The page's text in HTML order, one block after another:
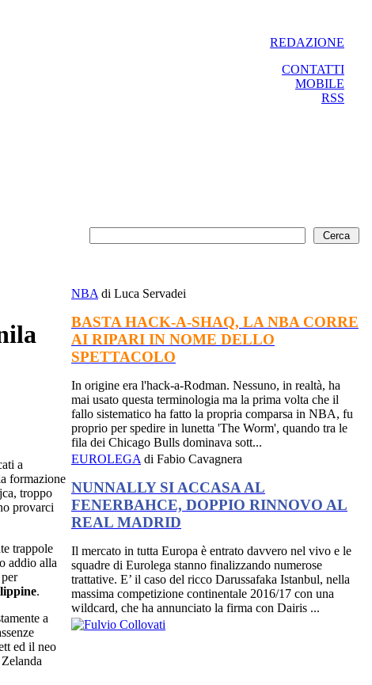
REDAZIONE
CONTATTI
MOBILE
RSS
a
formazione
troppo
provarci
trappole
addio alla
.
a
ed il neo
NBA di Luca Servadei
BASTA HACK-A-SHAQ, LA NBA CORRE
AI RIPARI IN NOME DELLO
SPETTACOLO
In origine era l'hack-a-Rodman. Nessuno, in realtà, ha
mai usato questa terminologia ma la prima volta che il
fallo sistematico ha fatto la propria comparsa in NBA, fu
proprio per spedire in lunetta 'The Worm', quando tra le
fila dei Chicago Bulls dominava sott...
EUROLEGA di Fabio Cavagnera
NUNNALLY SI ACCASA AL
FENERBAHCE, DOPPIO RINNOVO AL
REAL MADRID
Il mercato in tutta Europa è entrato davvero nel vivo e le
squadre di Eurolega stanno finalizzando numerose
trattative. E’ il caso del ricco Darussafaka Istanbul, nella
massima competizione continentale 2016/17 con una
wildcard, che ha annunciato la firma con Dairis ...